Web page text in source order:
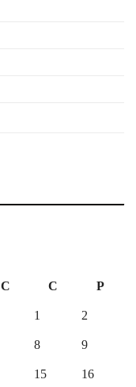
C C P
1 2
8 9
15 16